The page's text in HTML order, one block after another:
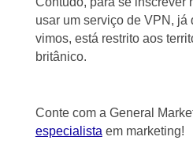
usar um serviço de VPN, já
vimos, está restrito aos
britânico.
Conte com a General
especialista em marketing!